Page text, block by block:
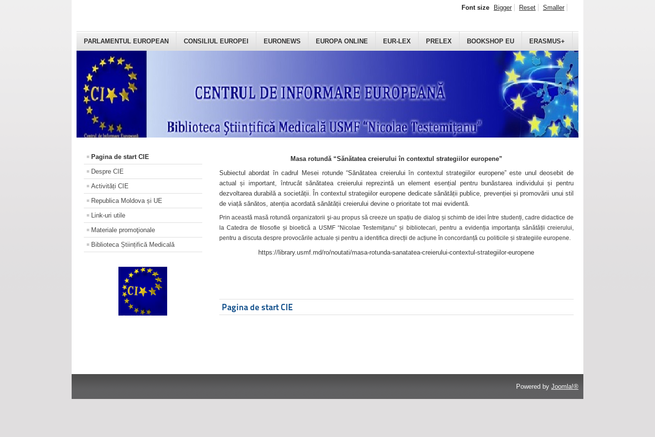
PARLAMENTUL EUROPEAN CONSILIUL EUROPEI EURONEWS EUROPA ONLINE EUR-LEX PRELEX BOOKSHOP EU ERASMUS+
Font size Bigger Reset Smaller
Pagina de start CIE
Despre CIE
Activități CIE
Republica Moldova și UE
Link-uri utile
Materiale promoţionale
Biblioteca Științifică Medicală
Masa rotundă “Sănătatea creierului în contextul strategiilor europene”
Subiectul abordat în cadrul Mesei rotunde “Sănătatea creierului în contextul strategiilor europene” este unul deosebit de
actual și important, întrucât sănătatea creierului reprezintă un element esențial pentru bunăstarea individului și pentru
dezvoltarea durabilă a societății. În contextul strategiilor europene dedicate sănătății publice, prevenției și promovării unui stil
de viață sănătos, atenția acordată sănătății creierului devine o prioritate tot mai evidentă.
Prin această masă rotundă organizatorii şi-au propus să creeze un spațiu de dialog și schimb de idei între studenți, cadre didactice de
la Catedra de filosofie și bioetică a USMF “Nicolae Testemițanu” și bibliotecari, pentru a evidenția importanța sănătății creierului,
pentru a discuta despre provocările actuale și pentru a identifica direcții de acțiune în concordanță cu politicile și strategiile europene.
https://library.usmf.md/ro/noutati/masa-rotunda-sanatatea-creierului-contextul-strategiilor-europene
Pagina de start CIE
Powered by Joomla!®